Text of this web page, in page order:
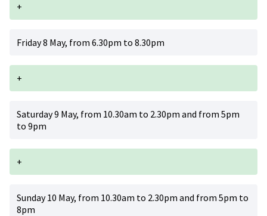
+
Friday 8 May, from 6.30pm to 8.30pm
+
Saturday 9 May, from 10.30am to 2.30pm and from 5pm
to 9pm
+
Sunday 10 May, from 10.30am to 2.30pm and from 5pm to
8pm